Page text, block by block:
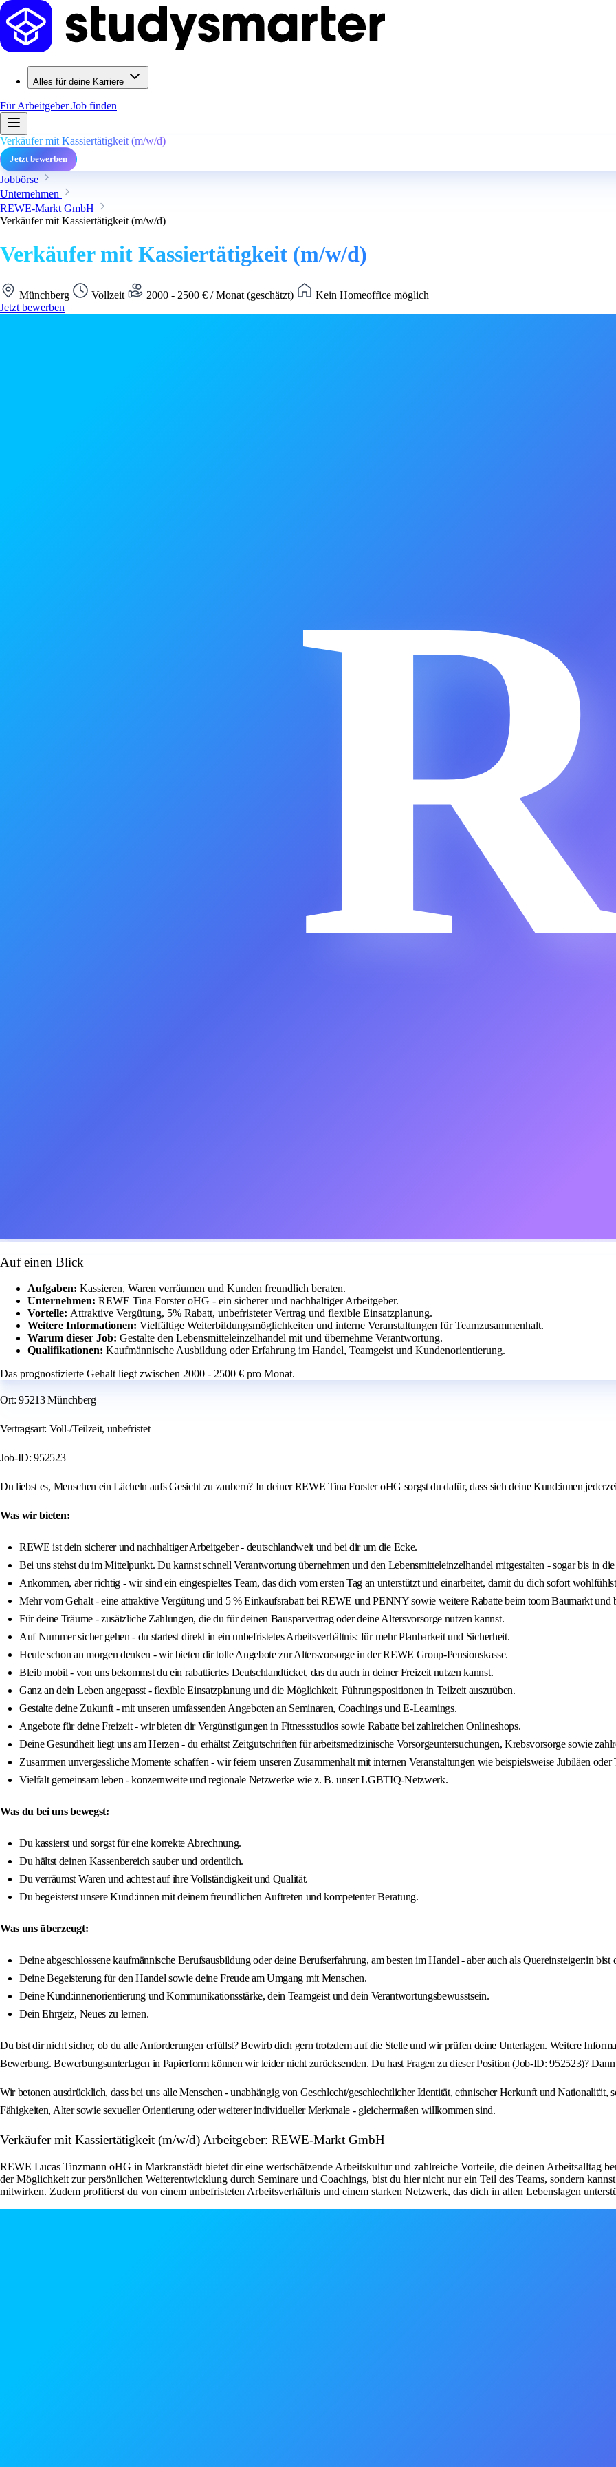
Alles für deine Karriere
Für ArbeitgeberJob finden
Verkäufer mit Kassiertätigkeit (m/w/d)
Jetzt bewerben
Jobbörse
Unternehmen
REWE-Markt GmbH
Verkäufer mit Kassiertätigkeit (m/w/d)
Verkäufer mit Kassiertätigkeit (m/w/d)
Münchberg Vollzeit 2000 - 2500 € / Monat (geschätzt)
Kein Homeoffice möglich
Jetzt bewerben
Auf einen Blick
Aufgaben: Kassieren, Waren verräumen und Kunden freundlich beraten.
Unternehmen: REWE Tina Forster oHG - ein sicherer und nachhaltiger Arbeitgeber.
Vorteile: Attraktive Vergütung, 5% Rabatt, unbefristeter Vertrag und flexible Einsatzplanung.
Weitere Informationen: Vielfältige Weiterbildungsmöglichkeiten und interne Veranstaltungen für Teamzusammenhalt.
Warum dieser Job: Gestalte den Lebensmitteleinzelhandel mit und übernehme Verantwortung.
Qualifikationen: Kaufmännische Ausbildung oder Erfahrung im Handel, Teamgeist und Kundenorientierung.
Das prognostizierte Gehalt liegt zwischen 2000 - 2500 € pro Monat.
Ort: 95213 Münchberg
Vertragsart: Voll-/Teilzeit, unbefristet
Job-ID: 952523
Du liebst es, Menschen ein Lächeln aufs Gesicht zu zaubern? In deiner REWE Tina Forster oHG sorgst du dafür, dass sich deine Kund:innen
Was wir bieten:
REWE ist dein sicherer und nachhaltiger Arbeitgeber - deutschlandweit und bei dir um die Ecke.
Bei uns stehst du im Mittelpunkt. Du kannst schnell Verantwortung übernehmen und den Lebensmitteleinzelhandel mitgestalten - sogar bis in
Ankommen, aber richtig - wir sind ein eingespieltes Team, das dich vom ersten Tag an unterstützt und einarbeitet, damit du dich sofort
Mehr vom Gehalt - eine attraktive Vergütung und 5 % Einkaufsrabatt bei REWE und PENNY sowie weitere Rabatte beim toom Baumarkt
Für deine Träume - zusätzliche Zahlungen, die du für deinen Bausparvertrag oder deine Altersvorsorge nutzen kannst.
Auf Nummer sicher gehen - du startest direkt in ein unbefristetes Arbeitsverhältnis: für mehr Planbarkeit und Sicherheit.
Heute schon an morgen denken - wir bieten dir tolle Angebote zur Altersvorsorge in der REWE Group-Pensionskasse.
Bleib mobil - von uns bekommst du ein rabattiertes Deutschlandticket, das du auch in deiner Freizeit nutzen kannst.
Ganz an dein Leben angepasst - flexible Einsatzplanung und die Möglichkeit, Führungspositionen in Teilzeit auszuüben.
Gestalte deine Zukunft - mit unseren umfassenden Angeboten an Seminaren, Coachings und E-Learnings.
Angebote für deine Freizeit - wir bieten dir Vergünstigungen in Fitnessstudios sowie Rabatte bei zahlreichen Onlineshops.
Deine Gesundheit liegt uns am Herzen - du erhältst Zeitgutschriften für arbeitsmedizinische Vorsorgeuntersuchungen, Krebsvorsorge sowie
Zusammen unvergessliche Momente schaffen - wir feiern unseren Zusammenhalt mit internen Veranstaltungen wie beispielsweise Jubiläen oder
Vielfalt gemeinsam leben - konzernweite und regionale Netzwerke wie z. B. unser LGBTIQ-Netzwerk.
Was du bei uns bewegst:
Du kassierst und sorgst für eine korrekte Abrechnung.
Du hältst deinen Kassenbereich sauber und ordentlich.
Du verräumst Waren und achtest auf ihre Vollständigkeit und Qualität.
Du begeisterst unsere Kund:innen mit deinem freundlichen Auftreten und kompetenter Beratung.
Was uns überzeugt:
Deine abgeschlossene kaufmännische Berufsausbildung oder deine Berufserfahrung, am besten im Handel - aber auch als Quereinsteiger:in
Deine Begeisterung für den Handel sowie deine Freude am Umgang mit Menschen.
Deine Kund:innenorientierung und Kommunikationsstärke, dein Teamgeist und dein Verantwortungsbewusstsein.
Dein Ehrgeiz, Neues zu lernen.
Du bist dir nicht sicher, ob du alle Anforderungen erfüllst? Bewirb dich gern trotzdem auf die Stelle und wir prüfen deine Unterlagen. Weitere
Bewerbung. Bewerbungsunterlagen in Papierform können wir leider nicht zurücksenden. Du hast Fragen zu dieser Position (Job-ID: 952523)?
Wir betonen ausdrücklich, dass bei uns alle Menschen - unabhängig von Geschlecht/geschlechtlicher Identität, ethnischer Herkunft und
Fähigkeiten, Alter sowie sexueller Orientierung oder weiterer individueller Merkmale - gleichermaßen willkommen sind.
Verkäufer mit Kassiertätigkeit (m/w/d) Arbeitgeber: REWE-Markt GmbH
REWE Lucas Tinzmann oHG in Markranstädt bietet dir eine wertschätzende Arbeitskultur und zahlreiche Vorteile, die deinen Arbeitsalltag
der Möglichkeit zur persönlichen Weiterentwicklung durch Seminare und Coachings, bist du hier nicht nur ein Teil des Teams, sondern
mitwirken. Zudem profitierst du von einem unbefristeten Arbeitsverhältnis und einem starken Netzwerk, das dich in allen Lebenslagen